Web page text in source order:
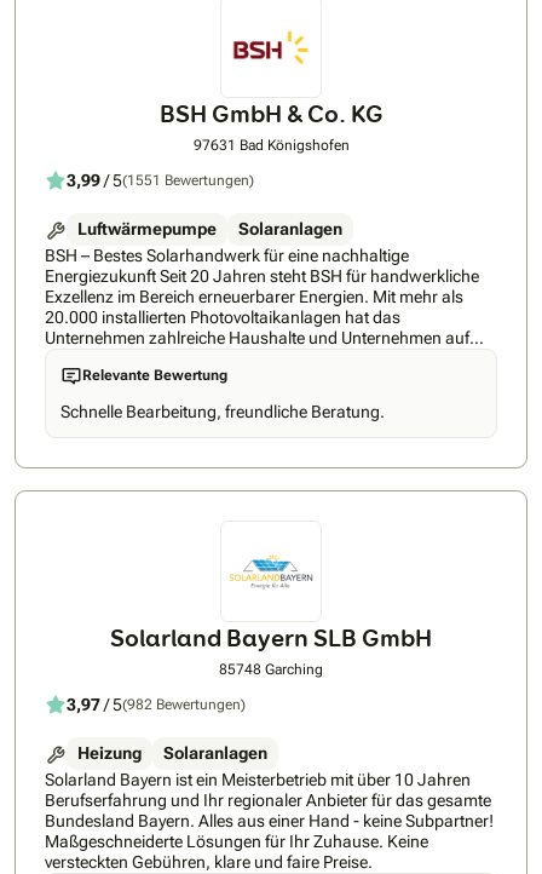
BSH GmbH & Co. KG
97631 Bad Königshofen
3,99/ 5(1551 Bewertungen)
Luftwärmepumpe
Solaranlagen
BSH – Bestes Solarhandwerk für eine nachhaltige
Energiezukunft Seit 20 Jahren steht BSH für handwerkliche
Exzellenz im Bereich erneuerbarer Energien. Mit mehr als
20.000 installierten Photovoltaikanlagen hat das
Unternehmen zahlreiche Haushalte und Unternehmen auf
dem Weg zur eigenen, nachhaltigen Energieversorgung
begleitet. Der Fokus von BSH liegt darauf, die Vision eines
perfekten Zuhauses mit modernster Energiegewinnung zu
vereinen. Individuell abgestimmte Photovoltaiksysteme
sorgen für maximale Effizienz, Autarkie und größtmöglicher
attraktiv sind. Maßgeschneiderte Solarsysteme ermöglichen
Energiekosten und leisten einen aktiven Beitrag zum
Klimaschutz. Aktuell besteht das Team aus 500 Photovoltaik-
für eine professionelle Umsetzung sorgen – von der Beratung
über die Planung bis zur Installation. "Qualität ist weder Zufall
noch ein leeres Versprechen. Sie ist das Ergebnis einer klaren
handwerklicher Kompetenz, Fachwissen und Leidenschaft –
den Angeboten der Firma BSH GmbH & Co.KG finden Sie im
Internet unter: www.bsh-energie.de oder unter der 09761
7790-000.
Relevante Bewertung
Schnelle Bearbeitung, freundliche Beratung.
Solarland Bayern SLB GmbH
85748 Garching
3,97/ 5(982 Bewertungen)
Heizung
Solaranlagen
Solarland Bayern ist ein Meisterbetrieb mit über 10 Jahren
Berufserfahrung und Ihr regionaler Anbieter für das gesamte
Bundesland Bayern. Alles aus einer Hand - keine Subpartner!
Maßgeschneiderte Lösungen für Ihr Zuhause. Keine
versteckten Gebühren, klare und faire Preise.